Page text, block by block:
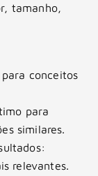
tamanho,
conceitos
para
similares.
relevantes.